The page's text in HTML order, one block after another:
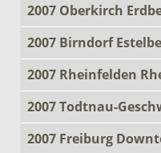
2007 Oberkirch
2007 Birndorf
2007 Rheinfelden
2007 Todtnau-
2007 Freiburg